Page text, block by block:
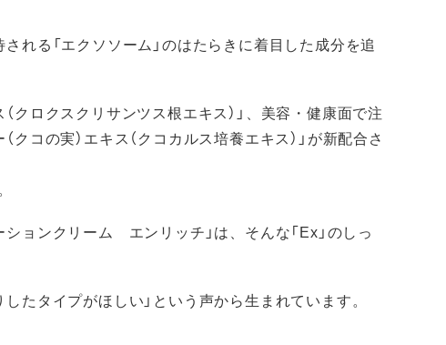
れる「エクソソーム」のはたらきに着目した成分を追
クロクスクリサンツス根エキス）」、美容・健康面で注
コの実）エキス（クコカルス培養エキス）」が新配合さ
ョンクリーム エンリッチ」は、そんな「Ex」のしっ
たタイプがほしい」という声から生まれています。